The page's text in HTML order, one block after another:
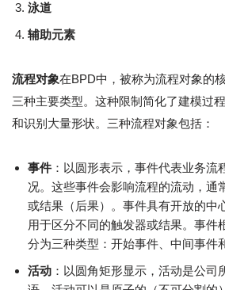
泳道
辅助元素
流程对象在BPD中，被称为流程对象的
三种主要类型。这种限制简化了建模过
和识别大量形状。三种流程对象包括：
事件：以圆形表示，事件代表业务流
况。这些事件会影响流程的流动，通
或结果（后果）。事件具有开放的中
用于区分不同的触发器或结果。事件
分为三种类型：开始事件、中间事件
活动 ：以圆角矩形显示，活动是公司